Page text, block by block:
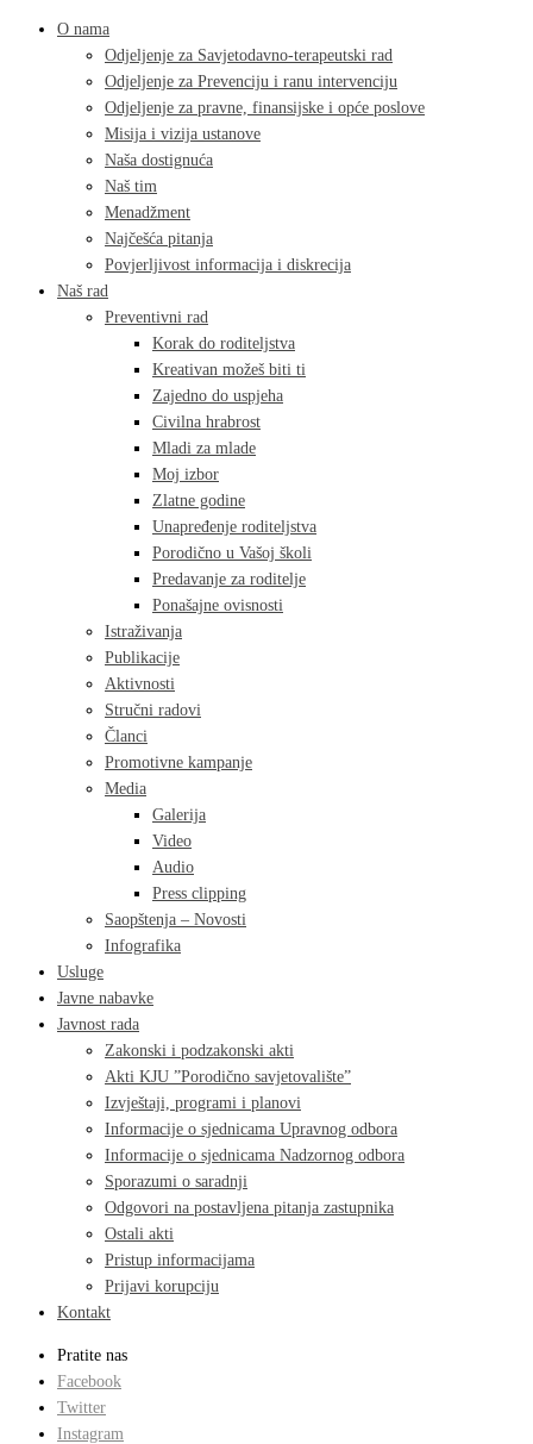
O nama
Odjeljenje za Savjetodavno-terapeutski rad
Odjeljenje za Prevenciju i ranu intervenciju
Odjeljenje za pravne, finansijske i opće poslove
Misija i vizija ustanove
Naša dostignuća
Naš tim
Menadžment
Najčešća pitanja
Povjerljivost informacija i diskrecija
Naš rad
Preventivni rad
Korak do roditeljstva
Kreativan možeš biti ti
Zajedno do uspjeha
Civilna hrabrost
Mladi za mlade
Moj izbor
Zlatne godine
Unapređenje roditeljstva
Porodično u Vašoj školi
Predavanje za roditelje
Ponašajne ovisnosti
Istraživanja
Publikacije
Aktivnosti
Stručni radovi
Članci
Promotivne kampanje
Media
Galerija
Video
Audio
Press clipping
Saopštenja – Novosti
Infografika
Usluge
Javne nabavke
Javnost rada
Zakonski i podzakonski akti
Akti KJU ”Porodično savjetovalište”
Izvještaji, programi i planovi
Informacije o sjednicama Upravnog odbora
Informacije o sjednicama Nadzornog odbora
Sporazumi o saradnji
Odgovori na postavljena pitanja zastupnika
Ostali akti
Pristup informacijama
Prijavi korupciju
Kontakt
Pratite nas
Facebook
Twitter
Instagram